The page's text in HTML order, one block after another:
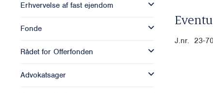
Erhvervelse af fast ejendom
Fonde
Rådet for Offerfonden
Advokatsager
J.nr. 23-